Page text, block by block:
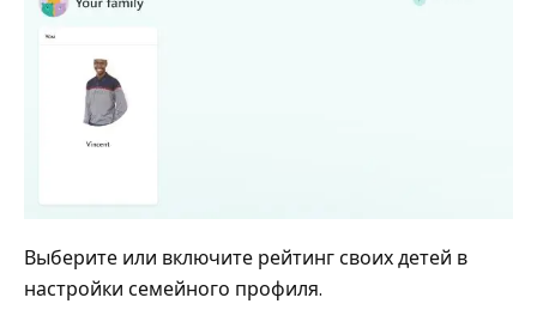
Выберите или включите рейтинг своих детей в
настройки семейного профиля.